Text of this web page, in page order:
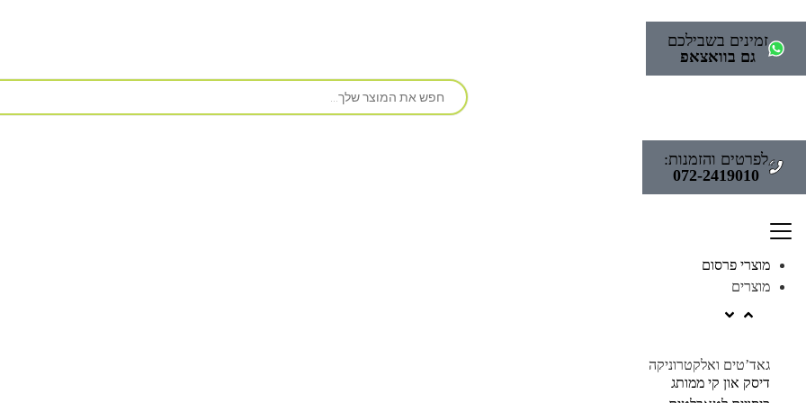
זמינים בשבילכם
גם בוואצאפ
לפרטים והזמנות:
072-2419010
מוצרי פרסום
מוצרים
גאד’טים ואלקטרוניקה
דיסק און קי ממותג